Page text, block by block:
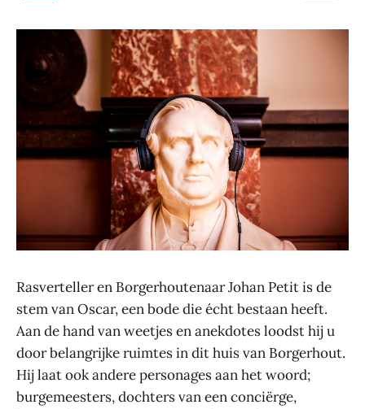
Rasverteller en Borgerhoutenaar Johan Petit is de
stem van Oscar, een bode die écht bestaan heeft.
Aan de hand van weetjes en anekdotes loodst hij u
door belangrijke ruimtes in dit huis van Borgerhout.
Hij laat ook andere personages aan het woord;
burgemeesters, dochters van een conciërge,